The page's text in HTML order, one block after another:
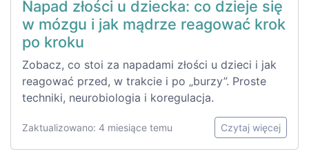
Napad złości u dziecka: co dzieje się
w mózgu i jak mądrze reagować krok
po kroku
Zobacz, co stoi za napadami złości u dzieci i jak
reagować przed, w trakcie i po „burzy”. Proste
techniki, neurobiologia i koregulacja.
Zaktualizowano: 4 miesiące temu Czytaj więcej